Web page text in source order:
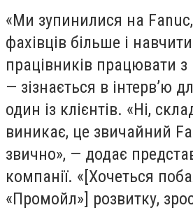
«Ми зупинилися на
фахівців більше і
працівників працювати
— зізнається в інтерв’ю
один із клієнтів. «Ні,
виникає, це звичайний
звично», — додає
компанії. «[Хочеться
«Промойл»] розвитку,